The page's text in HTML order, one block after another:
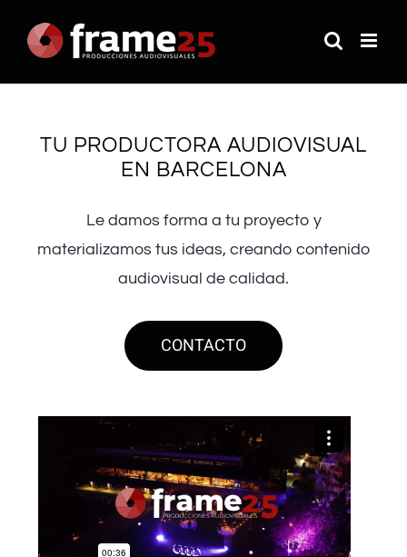
TU PRODUCTORA AUDIOVISUAL
EN BARCELONA
Le damos forma a tu proyecto y
materializamos tus ideas, creando contenido
audiovisual de calidad.
CONTACTO